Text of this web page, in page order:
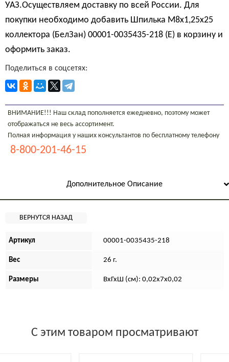
УАЗ.Осуществляем доставку по всей России. Для
покупки необходимо добавить Шпилька М8х1,25х25
коллектора (БелЗан) 00001-0035435-218 (E) в корзину и
оформить заказ.
Поделиться в соцсетях:
ВНИМАНИЕ!!! Наш склад пополняется ежедневно, поэтому может
отображаться не весь ассортимент.
Полная информация у наших консультантов по бесплатному телефону
8-800-201-46-15
Дополнительное Описание
Артикул 00001-0035435-218
Вес 26 г.
Размеры ВхГхШ (см): 0,02х7х0,02
С этим товаром просматривают